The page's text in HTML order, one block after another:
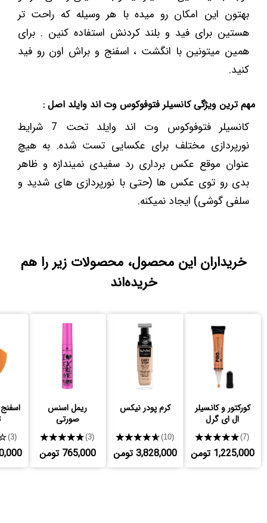
بهتون این امکان رو میده با هر وسیله که راحت تر
هستین برای فید و بلند کردنش استفاده کنین . برای
همین میتونین با انگشت ، اسفنج و براش اون رو فید
کنید.
مهم ترین ویژگی کانسیلر فتوفوکوس وت اند وایلد اصل :
کانسیلر فتوفوکوس وت اند وایلد تحت 7 شرایط
نورپردازی مختلف برای عکسایی تست شده. به هیچ
عنوان موقع عکس برداری رد سفیدی نمیندازه و ظاهر
بدی رو توی عکس ها (حتی با نورپردازی های شدید و
سلفی گوشی) ایجاد نمیکنه.
خریداران این محصول، محصولات زیر را هم
خریده‌اند
کورکتور و کانسیلر
ال ای گرل
★★★★★(7)
1,225,000 تومن
کرم پودر نیکس
★★★★★(10)
3,828,000 تومن
ریمل اسنس
صورتی
★★★★★(3)
765,000 تومن
(3)